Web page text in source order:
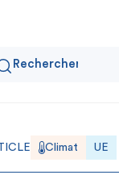
? Climat UE